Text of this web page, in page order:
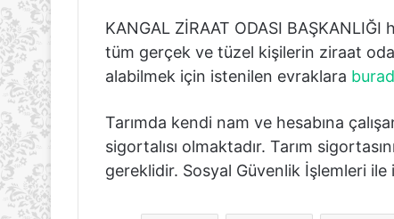
KANGAL ZİRAAT ODASI
tüm gerçek ve tüzel kişilerin ziraat
alabilmek için istenilen evraklara
Tarımda kendi nam ve hesabına
sigortalısı olmaktadır. Tarım
gereklidir. Sosyal Güvenlik İşlemleri ile